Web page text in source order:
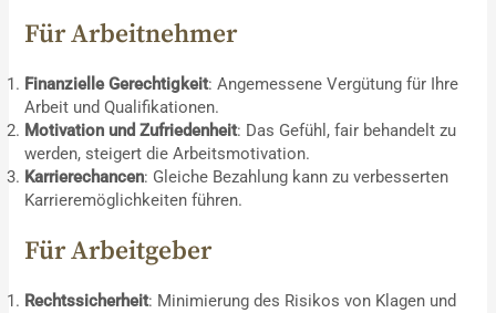
Für Arbeitnehmer
Finanzielle Gerechtigkeit: Angemessene Vergütung für Ihre
Arbeit und Qualifikationen.
Motivation und Zufriedenheit: Das Gefühl, fair behandelt zu
werden, steigert die Arbeitsmotivation.
Karrierechancen: Gleiche Bezahlung kann zu verbesserten
Karrieremöglichkeiten führen.
Für Arbeitgeber
Rechtssicherheit: Minimierung des Risikos von Klagen und